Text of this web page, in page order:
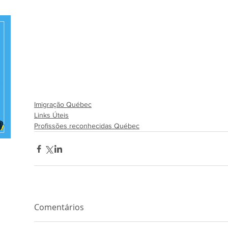
Imigração Québec
Links Úteis
Profissões reconhecidas Québec
Comentários